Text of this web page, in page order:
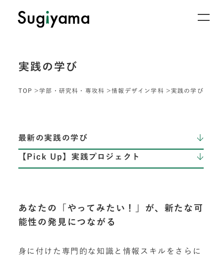
実践の学び
TOP 学部・研究科・専攻科 情報デザイン学科 実践の学び
最新の実践の学び
【Pick Up】実践プロジェクト
あなたの「やってみたい！」が、新たな可
能性の発見につながる
身に付けた専門的な知識と情報スキルをさらに